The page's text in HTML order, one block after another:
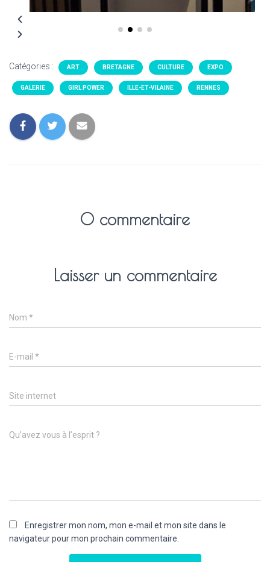
Catégories : ART BRETAGNE CULTURE EXPO
GALERIE GIRL POWER ILLE-ET-VILAINE RENNES
0 commentaire
Laisser un commentaire
Nom *
E-mail *
Site internet
Qu’avez vous à l’esprit ?
Enregistrer mon nom, mon e-mail et mon site dans le
navigateur pour mon prochain commentaire.